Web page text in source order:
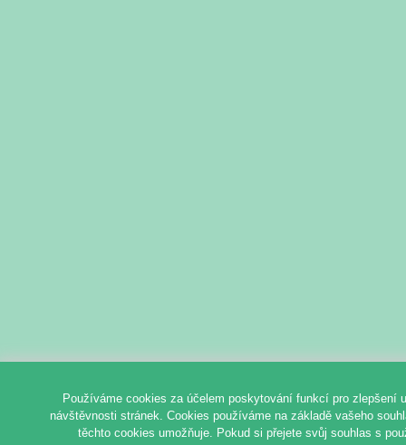
Používáme cookies za účelem poskytování funkcí pro zlepšení
návštěvnosti stránek. Cookies používáme na základě vašeho
těchto cookies umožňuje. Pokud si přejete svůj souhlas s